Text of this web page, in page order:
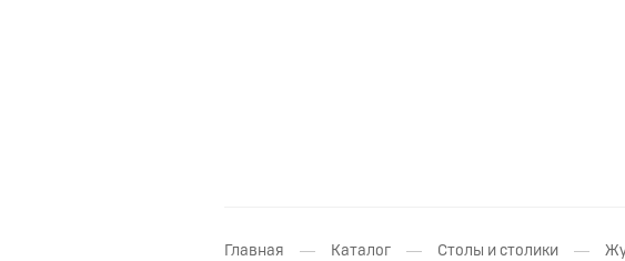
Главная — Каталог — Столы и столики —